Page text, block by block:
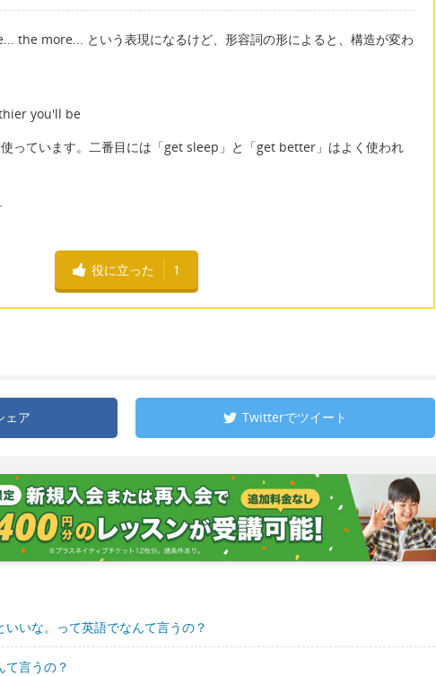
the more... という表現になるけど、形容詞の形によると、構造が変わ
you'll be
っています。二番目には「get sleep」と「get better」はよく使われ
役に立った 1
ェア Twitterでツイート
いな。って英語でなんて言うの？
て言うの？